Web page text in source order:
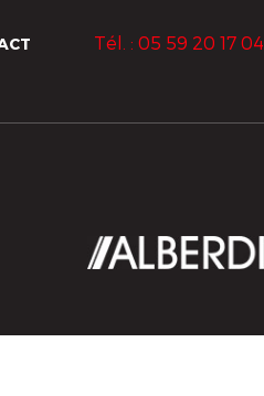
Tél. : 05 59 20 17 04